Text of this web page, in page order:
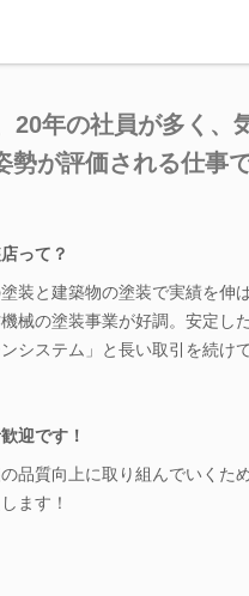
20年の社員が多く、
勢が評価される仕事
って？
装と建築物の塗装で実績を伸
械の塗装事業が好調。安定し
システム」と長い取引を続け
迎です！
品質向上に取り組んでいくた
ます！